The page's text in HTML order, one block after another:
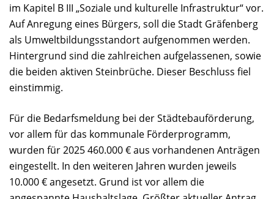
im Kapitel B III „Soziale und kulturelle Infrastruktur“ vor.
Auf Anregung eines Bürgers, soll die Stadt Gräfenberg
als Umweltbildungsstandort aufgenommen werden.
Hintergrund sind die zahlreichen aufgelassenen, sowie
die beiden aktiven Steinbrüche. Dieser Beschluss fiel
einstimmig.
Für die Bedarfsmeldung bei der Städtebauförderung,
vor allem für das kommunale Förderprogramm,
wurden für 2025 460.000 € aus vorhandenen Anträgen
eingestellt. In den weiteren Jahren wurden jeweils
10.000 € angesetzt. Grund ist vor allem die